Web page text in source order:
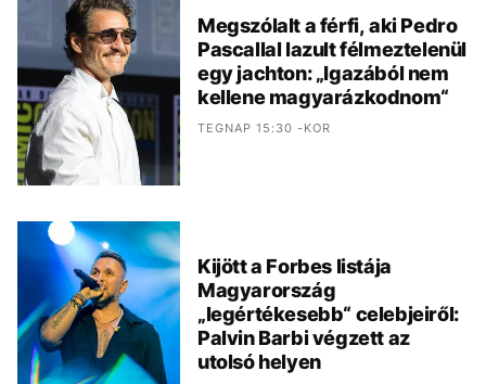
Megszólalt a férfi, aki Pedro
Pascallal lazult félmeztelenül
egy jachton: „Igazából nem
kellene magyarázkodnom“
TEGNAP 15:30 -KOR
Kijött a Forbes listája
Magyarország
„legértékesebb“ celebjeiről:
Palvin Barbi végzett az
utolsó helyen